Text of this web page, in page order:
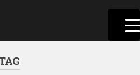
דלג
לתוכן
לשוניאדה
עברית. לשון. שפה